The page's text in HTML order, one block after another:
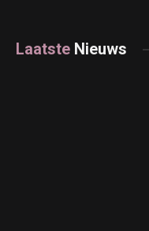
Laatste Nieuws